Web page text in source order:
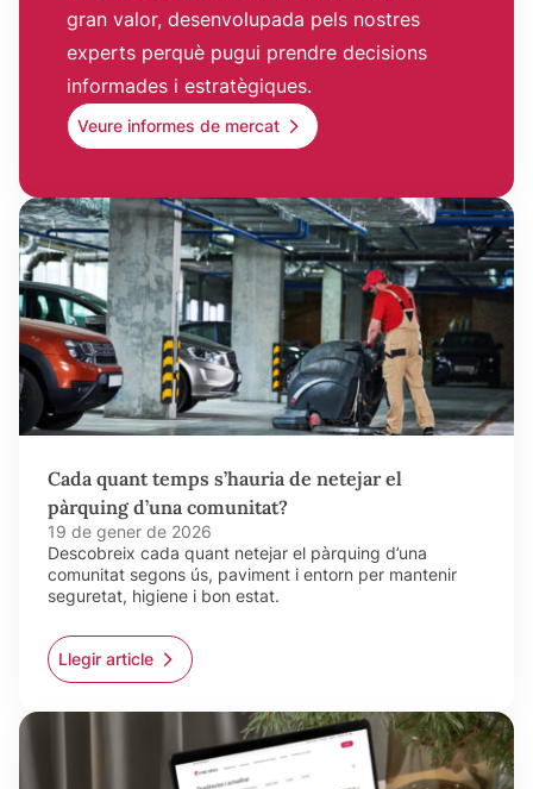
gran valor, desenvolupada pels nostres
experts perquè pugui prendre decisions
informades i estratègiques.
Veure informes de mercat
Cada quant temps s’hauria de netejar el
pàrquing d’una comunitat?
19 de gener de 2026
Descobreix cada quant netejar el pàrquing d’una
comunitat segons ús, paviment i entorn per mantenir
seguretat, higiene i bon estat.
Llegir article